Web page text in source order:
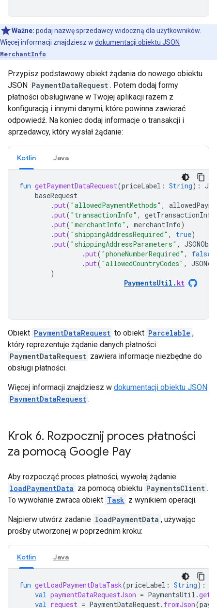
Ważne: podaj nazwę sprzedawcy widoczną dla użytkowników.
Więcej informacji znajdziesz w dokumentacji obiektu JSON
MerchantInfo
Przypisz podstawowy obiekt żądania do nowego obiektu
JSON PaymentDataRequest . Potem dodaj formy
płatności obsługiwane w Twojej aplikacji razem z
konfiguracją i innymi danymi, które powinna zawierać
odpowiedź. Na koniec dodaj informacje o transakcji i
sprzedawcy, który wysłał żądanie:
Kotlin Java
fun getPaymentDataRequest(priceLabel : String):
baseRequest
.put( "allowedPaymentMethods" ,
.put( "transactionInfo" , getTransactionInfo
.put( "merchantInfo" , merchantInfo)
.put( "shippingAddressRequired" , true)
.put( "shippingAddressParameters" ,
.put( "phoneNumberRequired" , false
.put( "allowedCountryCodes" ,
)
PaymentsUtil . kt
Obiekt PaymentDataRequest to obiekt Parcelable ,
który reprezentuje żądanie danych płatności.
PaymentDataRequest zawiera informacje niezbędne do
obsługi płatności.
Więcej informacji znajdziesz w dokumentacji obiektu JSON
PaymentDataRequest .
Krok 6. Rozpocznij proces płatności
za pomocą Google Pay
Aby rozpocząć proces płatności, wywołaj żądanie
loadPaymentData za pomocą obiektu PaymentsClient .
To wywołanie zwraca obiekt Task z wynikiem operacji.
Najpierw utwórz zadanie loadPaymentData , używając
prośby utworzonej w poprzednim kroku:
Kotlin Java
fun getLoadPaymentDataTask(priceLabel : String):
val paymentDataRequestJson = PaymentsUtil .
val request = PaymentDataRequest. fromJson(